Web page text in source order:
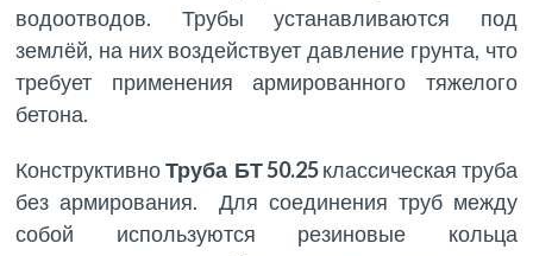
водоотводов. Трубы устанавливаются под
землёй, на них воздействует давление грунта, что
требует применения армированного тяжелого
бетона.
КонструктивноТруба БТ 50.25классическая труба
без армирования. Для соединения труб между
собой используются резиновые кольца